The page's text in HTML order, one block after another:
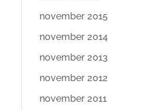
november 2015
november 2014
november 2013
november 2012
november 2011